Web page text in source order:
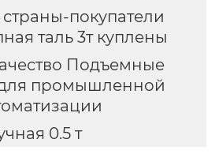
покупатели
таль 3т куплены
Подъемные
промышленной
0.5 т